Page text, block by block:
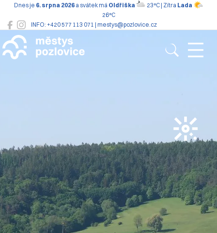
INFO: +420 577 113 071 | mestys@pozlovice.cz
Dnes je 6. srpna 2026 a svátek má Oldřiška 23°C | Zítra Lada
26°C
Pozlovice